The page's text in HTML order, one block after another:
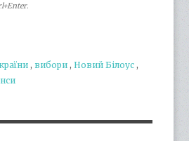
.
, вибори ,Новий Білоус ,